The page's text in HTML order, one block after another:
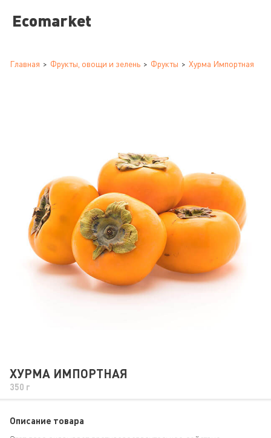
Ecomarket
Главная Фрукты, овощи и зелень Фрукты Хурма Импортная
ХУРМА ИМПОРТНАЯ
350 г
Описание товара